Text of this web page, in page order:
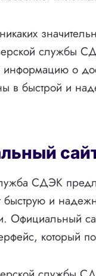
службы
о
в быстрой и
СДЭК
быструю и
Официальный
который